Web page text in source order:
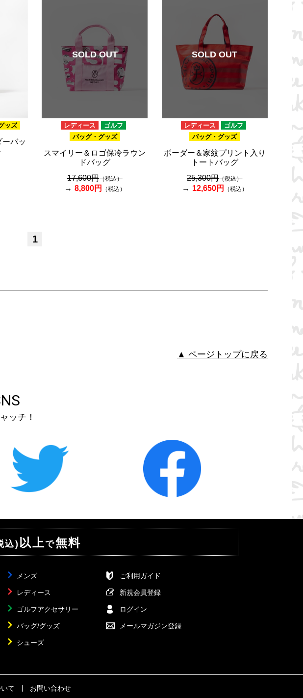
ッズ
バッ
SOLD OUT
レディース
ゴルフ
バッグ・グッズ
スマイリー＆ロゴ保冷ラウン
ドバッグ
17,600円（税込）
8,800円 （税込）
SOLD OUT
レディース
ゴルフ
バッグ・グッズ
ボーダー＆家紋プリント入り
トートバッグ
25,300円（税込）
12,650円 （税込）
1
▲ ページトップに戻る
ッチ！
込) 以上で無料
メンズ
レディース
ゴルフアクセサリー
バッグ/グッズ
シューズ
ご利用ガイド
新規会員登録
ログイン
メールマガジン登録
て お問い合わせ